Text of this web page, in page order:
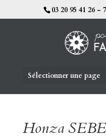
03 20 95 41 26 -
Sélectionner une page
Honza